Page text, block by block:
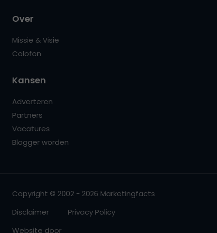
Over
Missie & Visie
Colofon
Kansen
Adverteren
Partners
Vacatures
Blogger worden
Copyright © 2002 - 2026 Marketingfacts
Disclaimer
Privacy Policy
Website door